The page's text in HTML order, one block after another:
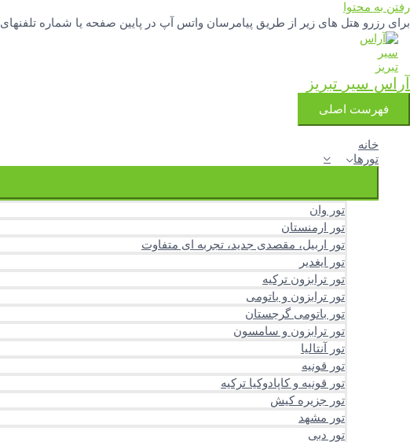
رفتن به محتوا
برای رزرو هتل های زیر از طریق پیامرسان واتس آپ در پایین صفحه یا شماره تلفنهای 04133342777 و 04133251388 تماس بگیرید.
آراس سیر تبریز
فهرست اصلی
خانه
تورها
تور وان
تور ارمنستان
تور اربیل، مقصدی جدید، تجربه ای متفاوت
تور ایغدیر
تور ترابزون ترکیه
تور ترابزون و باتومی
تور باتومی گرجستان
تور ترابزون و سامسون
تور آنتالیا
تور قونیه
تور قونیه و کاپادوکیا ترکیه
تور جزیره کیش
تور مشهد
تور دبی